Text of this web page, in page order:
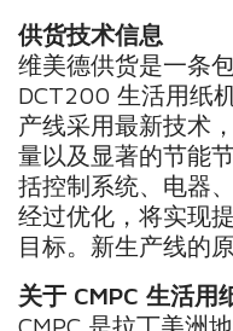
供货技术信息
维美德供货是一条
DCT200 生活用纸
产线采用最新技术
量以及显著的节能
括控制系统、电器
经过优化，将实现
目标。新生产线的
关于 CMPC 生活用
CMPC 是拉丁美洲